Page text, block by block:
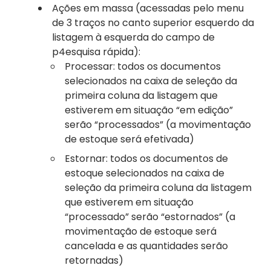
Ações em massa (acessadas pelo menu
de 3 traços no canto superior esquerdo da
listagem à esquerda do campo de
p4esquisa rápida):
Processar: todos os documentos
selecionados na caixa de seleção da
primeira coluna da listagem que
estiverem em situação “em edição”
serão “processados” (a movimentação
de estoque será efetivada)
Estornar: todos os documentos de
estoque selecionados na caixa de
seleção da primeira coluna da listagem
que estiverem em situação
“processado” serão “estornados” (a
movimentação de estoque será
cancelada e as quantidades serão
retornadas)